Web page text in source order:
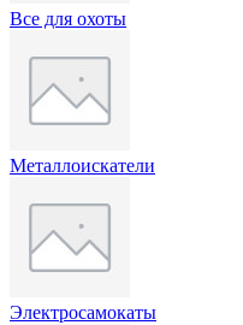
Все для охоты
Металлоискатели
Электросамокаты